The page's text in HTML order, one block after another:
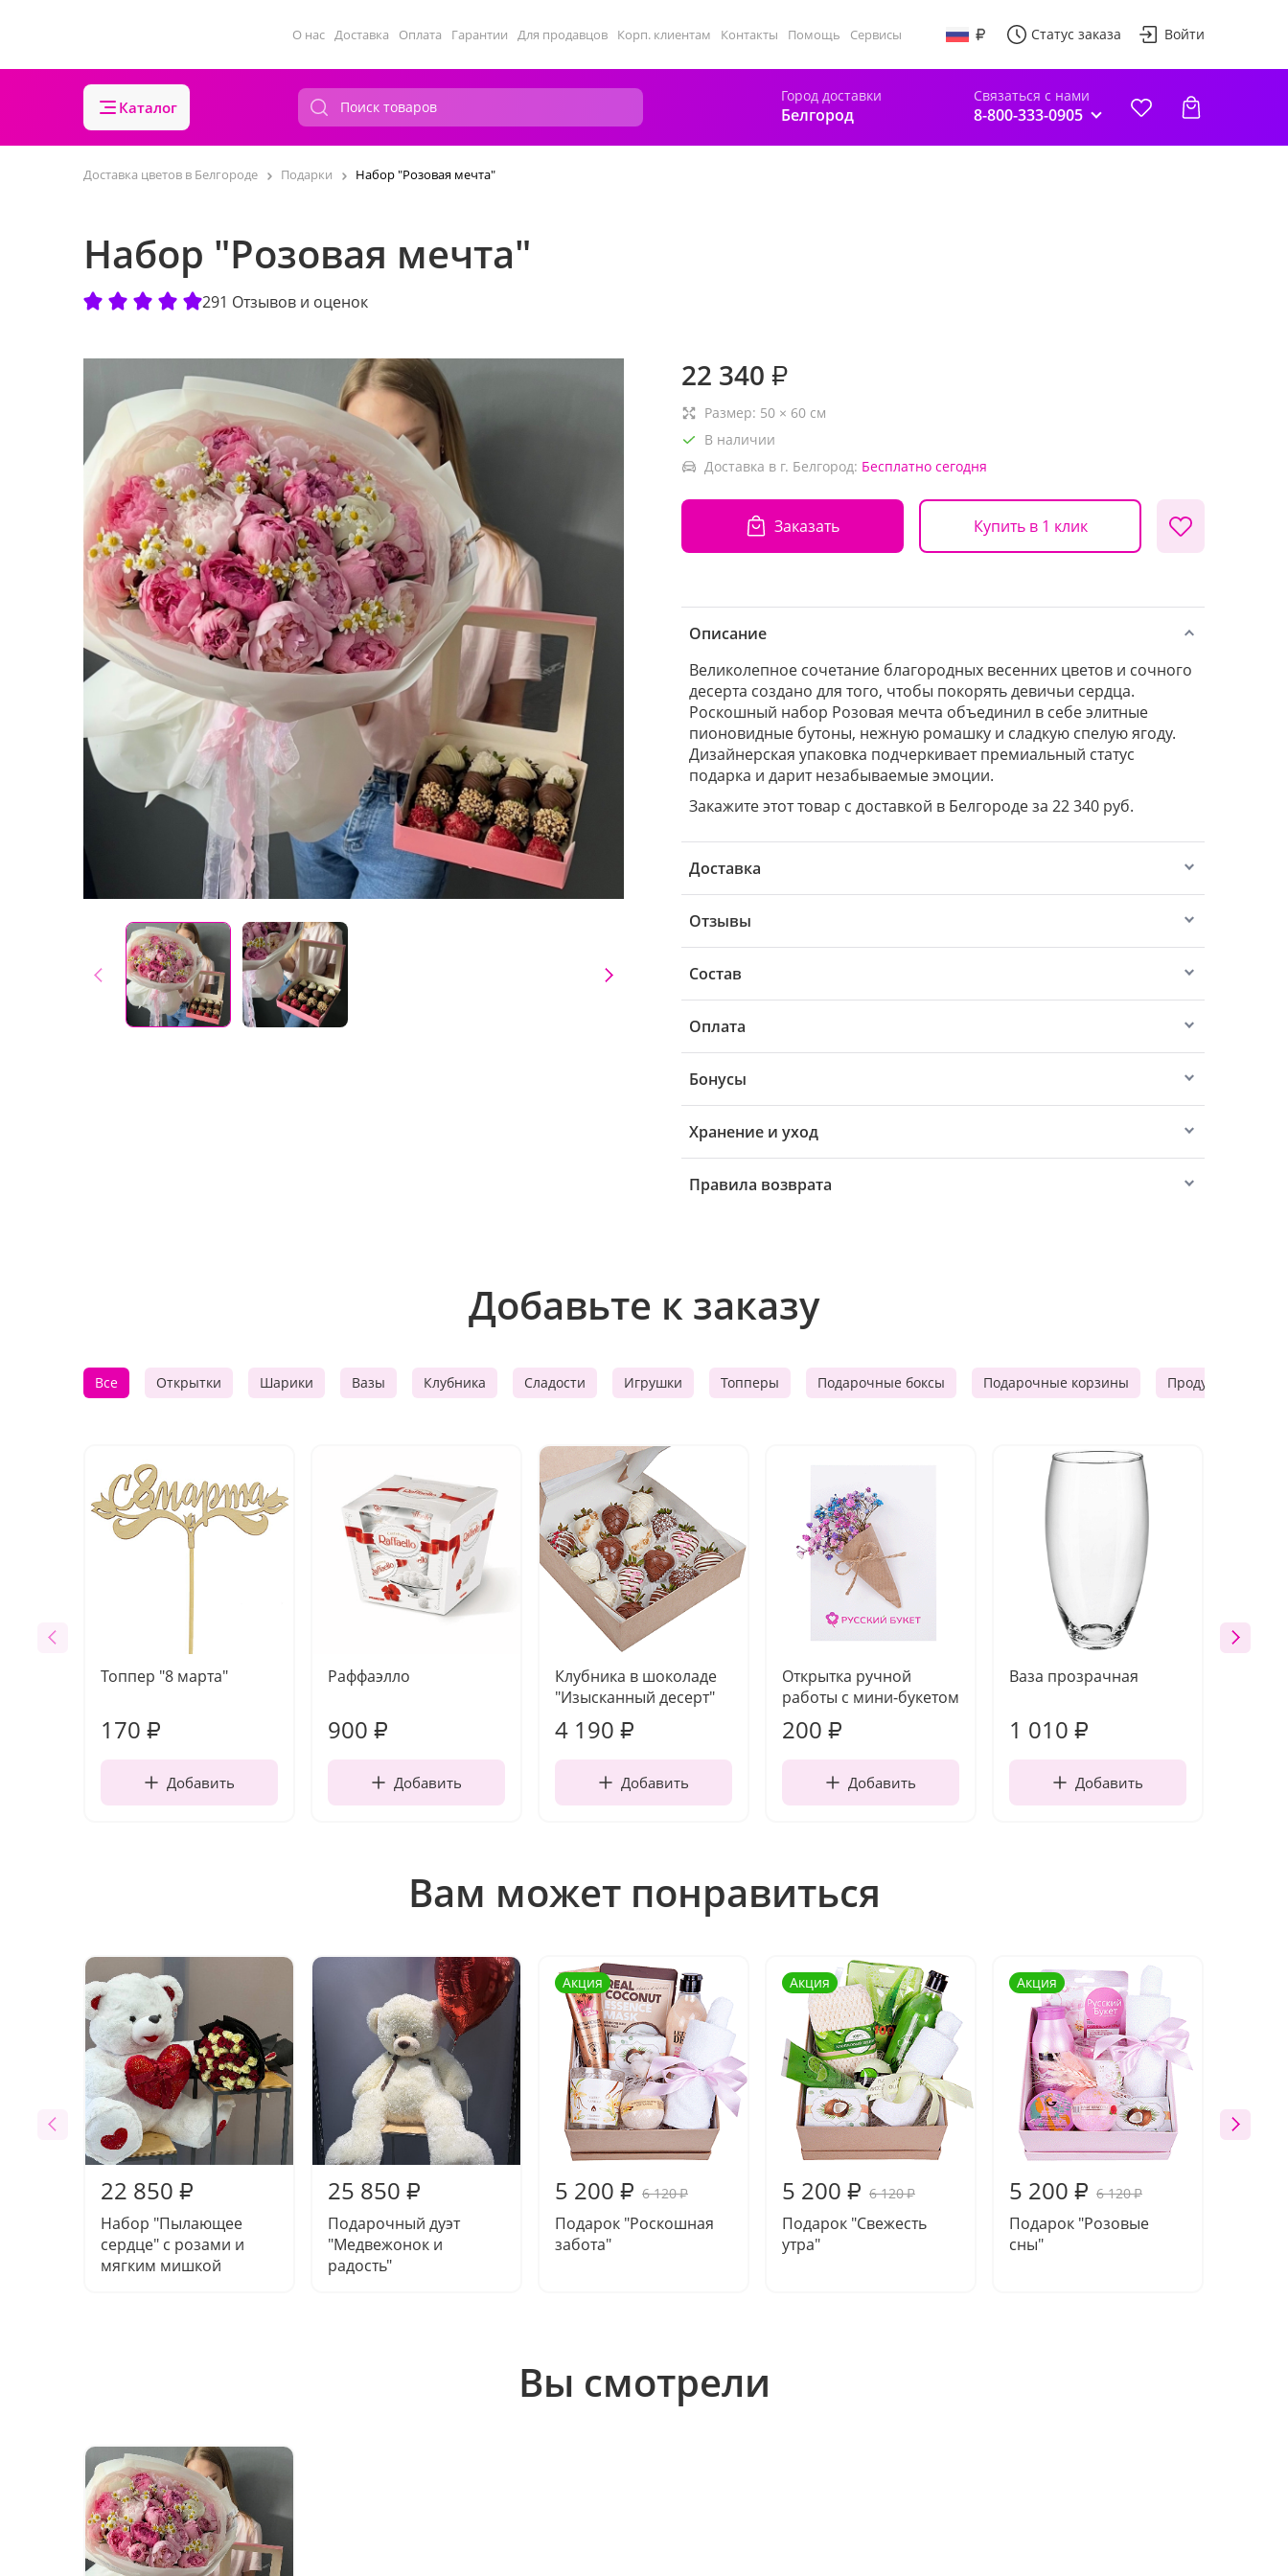
О нас Доставка Оплата Гарантии Для продавцов Корп. клиентам Контакты Помощь Сервисы Статус заказа Войти
Каталог
Город доставки
Белгород
Связаться с нами
8-800-333-0905
Доставка цветов в Белгороде Подарки Набор "Розовая мечта"
Набор "Розовая мечта"
291 Отзывов и оценок
22 340 ₽
Размер: 50 × 60 см
В наличии
Доставка в г. Белгород: Бесплатно сегодня
Заказать Купить в 1 клик
Описание
Великолепное сочетание благородных весенних цветов и сочного
десерта создано для того, чтобы покорять девичьи сердца.
Роскошный набор Розовая мечта объединил в себе элитные
пионовидные бутоны, нежную ромашку и сладкую спелую ягоду.
Дизайнерская упаковка подчеркивает премиальный статус
подарка и дарит незабываемые эмоции.
Закажите этот товар с доставкой в Белгороде за 22 340 руб.
Доставка
Отзывы
Состав
Оплата
Бонусы
Хранение и уход
Правила возврата
Добавьте к заказу
Все Открытки Шарики Вазы Клубника Сладости Игрушки Топперы Подарочные боксы Подарочные корзины Продуктовые
Топпер "8 марта"
170 ₽
Добавить
Раффаэлло
900 ₽
Добавить
Клубника в шоколаде
"Изысканный десерт"
4 190 ₽
Добавить
Открытка ручной
работы с мини-букетом
200 ₽
Добавить
Ваза прозрачная
1 010 ₽
Добавить
Вам может понравиться
22 850 ₽
Набор "Пылающее
сердце" с розами и
мягким мишкой
25 850 ₽
Подарочный дуэт
"Медвежонок и
радость"
Акция
5 200 ₽ 6 120₽
Подарок "Роскошная
забота"
Акция
5 200 ₽ 6 120₽
Подарок "Свежесть
утра"
Акция
5 200 ₽ 6 120₽
Подарок "Розовые
сны"
Вы смотрели